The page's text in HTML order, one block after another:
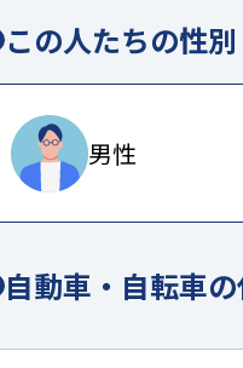
この人たちの性別
男性
自動車・自転車